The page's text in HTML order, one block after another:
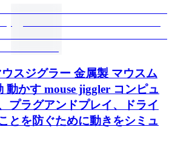
スジグラー 金属製 マウスム
動かす mouse jiggler コンピュ
プラグアンドプレイ、ドライ
とを防ぐために動きをシミュ